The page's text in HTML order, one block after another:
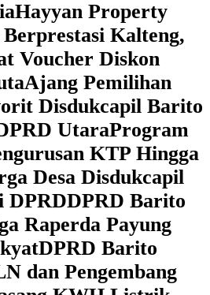
Hayyan Property
Kalteng,
Voucher Diskon
Ajang Pemilihan
Disdukcapil Barito
UtaraProgram
KTP Hingga
Desa Disdukcapil
DPRDDPRD Barito
Raperda Payung
DPRD Barito
dan Pengembang